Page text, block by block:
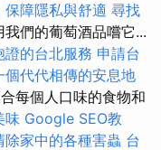
障隱私與舒適 尋找
我們的葡萄酒品嚐它...
證的台北服務 申請台
代代相傳的安息地
每個人口味的食物和
味 Google SEO教
家中的各種害蟲 台